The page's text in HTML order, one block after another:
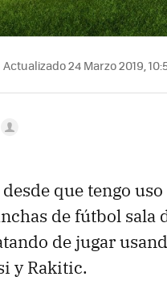
Actualizado 24 Marzo 2019,
que tengo
de fútbol sala
de jugar
y Rakitic.